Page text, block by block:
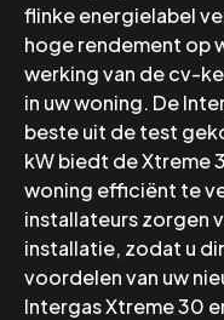
flinke energielabel
hoge rendement op
werking van de cv-
in uw woning. De
beste uit de test
kW biedt de Xtreme
woning efficiënt te
installateurs zorgen
installatie, zodat u
voordelen van uw
Intergas Xtreme 30